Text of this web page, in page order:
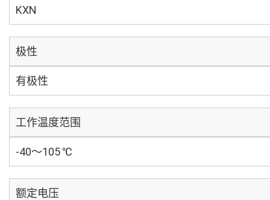
KXN
极性
有极性
工作温度范围
-40～105 ℃
额定电压